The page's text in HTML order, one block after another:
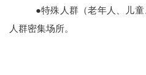
●特殊人群（老年人、儿
人群密集场所。